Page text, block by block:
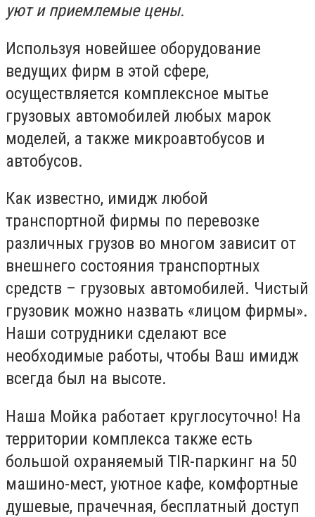
уют и приемлемые цены.
Используя новейшее оборудование
ведущих фирм в этой сфере,
осуществляется комплексное мытье
грузовых автомобилей любых марок
моделей, а также микроавтобусов и
автобусов.
Как известно, имидж любой
транспортной фирмы по перевозке
различных грузов во многом зависит от
внешнего состояния транспортных
средств – грузовых автомобилей. Чистый
грузовик можно назвать «лицом фирмы».
Наши сотрудники сделают все
необходимые работы, чтобы Ваш имидж
всегда был на высоте.
Наша Мойка работает круглосуточно! На
территории комплекса также есть
большой охраняемый TIR-паркинг на 50
машино-мест, уютное кафе, комфортные
душевые, прачечная, бесплатный доступ